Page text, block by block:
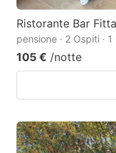
Ristorante Bar
pensione · 2 Ospiti ·
105 € /notte